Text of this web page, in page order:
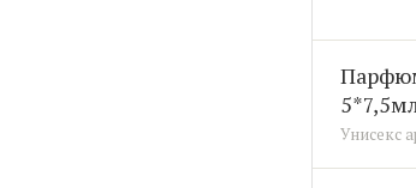
парфюмерная вода
Унисекс